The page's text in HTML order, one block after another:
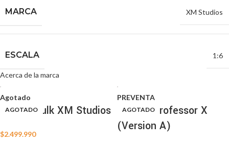
MARCA XM Studios
ESCALA 1:6
Acerca de la marca
AGOTADO
Agotado
Planet Hulk XM Studios
$2.499.990
AGOTADO
PREVENTA
X-Men: Professor X
(Version A)
AGOTADO AGOTADO
AGOTADO AGOTADO
AGOTADO AGOTADO
AGOTADO AGOTADO
AGOTADO